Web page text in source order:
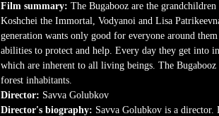
Film summary: The Bugabooz are the
Koshchei the Immortal, Vodyanoi and Lisa
generation wants only good for everyone around
abilities to protect and help. Every day they get into
which are inherent to all living beings. The
forest inhabitants.
Director: Savva Golubkov
Director's biography: Savva Golubkov is a director.